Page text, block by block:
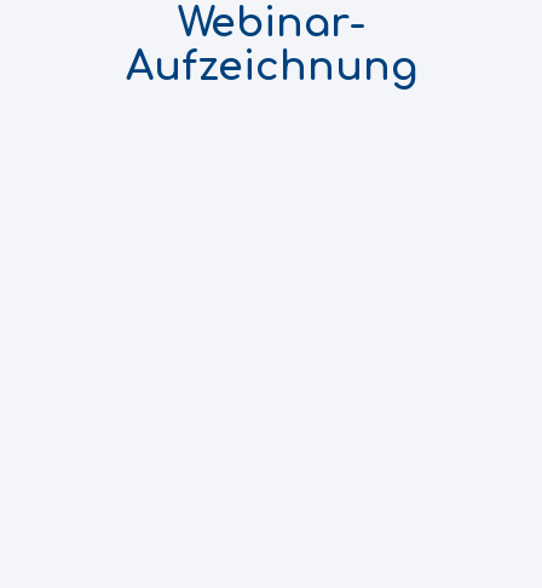
Webinar-
Aufzeichnung